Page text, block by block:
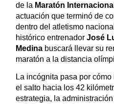
de la Maratón
actuación que terminó de
dentro del atletismo
histórico entrenador José
Medinabuscará llevar su
maratón a la distancia
La incógnita pasa por
el salto hacia los 42
estrategia, la